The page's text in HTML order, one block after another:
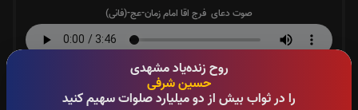
روح زنده‌یاد مشهدی
حسین شرفی
را در ثواب بیش از دو میلیارد صلوات سهیم کنید
صوت دعای فرج اقا امام زمان-عج-(فانی)